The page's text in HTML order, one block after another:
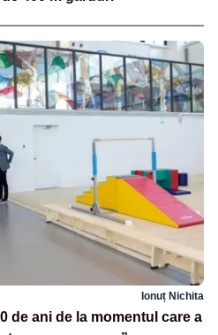
Ionuț Nichita
de ani de la momentul care a